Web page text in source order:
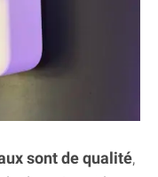
sont de qualité,